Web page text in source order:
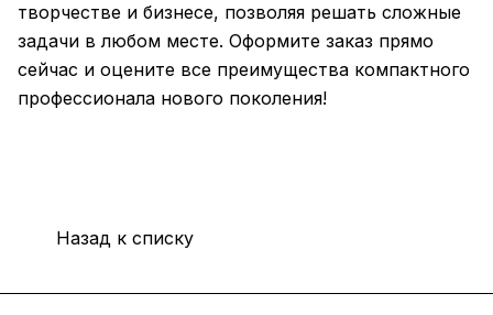
творчестве и бизнесе, позволяя решать сложные
задачи в любом месте. Оформите заказ прямо
сейчас и оцените все преимущества компактного
профессионала нового поколения!
Назад к списку